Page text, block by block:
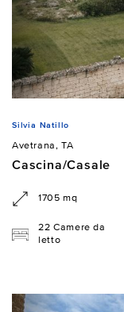
Silvia Natillo
Avetrana, TA
Cascina/Casale
1705 mq
22 Camere da
letto